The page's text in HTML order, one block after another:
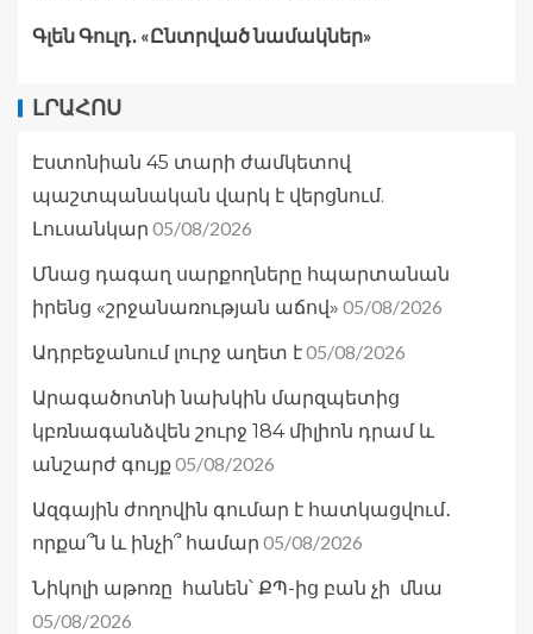
Գլեն Գուլդ․ «Ընտրված նամակներ»
ԼՐԱՀՈՍ
Էստոնիան 45 տարի ժամկետով
պաշտպանական վարկ է վերցնում.
Լուսանկար 05/08/2026
Մնաց դագաղ սարքողները հպարտանան
իրենց «շրջանառության աճով» 05/08/2026
Ադրբեջանում լուրջ աղետ է05/08/2026
Արագածոտնի նախկին մարզպետից
կբռնագանձվեն շուրջ 184 միլիոն դրամ և
անշարժ գույք05/08/2026
Ազգային ժողովին գումար է հատկացվում․
որքա՞ն և ինչի՞ համար 05/08/2026
Նիկոլի աթոռը հանեն՝ ՔՊ-ից բան չի մնա
05/08/2026